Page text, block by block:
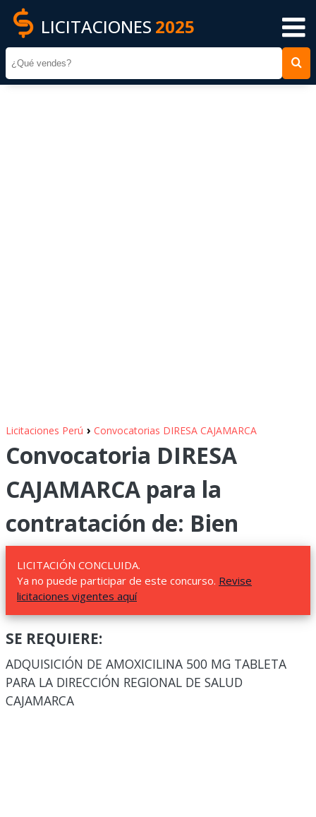
LICITACIONES 2025
Licitaciones Perú › Convocatorias DIRESA CAJAMARCA
Convocatoria DIRESA
CAJAMARCA para la
contratación de: Bien
LICITACIÓN CONCLUIDA.
Ya no puede participar de este concurso. Revise
licitaciones vigentes aquí
SE REQUIERE:
ADQUISICIÓN DE AMOXICILINA 500 MG TABLETA
PARA LA DIRECCIÓN REGIONAL DE SALUD
CAJAMARCA